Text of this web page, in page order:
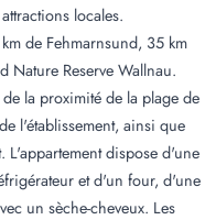
locales.
de Fehmarnsund, 35 km
Nature Reserve Wallnau.
la proximité de la plage de
l'établissement, ainsi que
L'appartement dispose d'une
et d'un four, d'une
un sèche-cheveux. Les